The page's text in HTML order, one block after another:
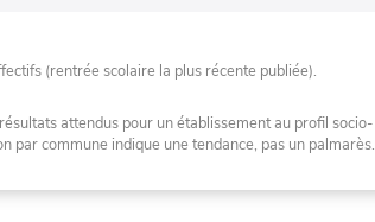
(rentrée scolaire la plus récente publiée).
attendus pour un établissement au profil socio-
par commune indique une tendance, pas un palmarès.